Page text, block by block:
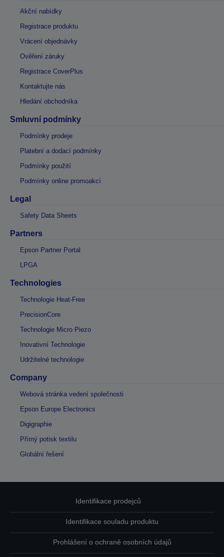
Akční nabídky
Registrace produktu
Vrácení objednávky
Ověření záruky
Registrace CoverPlus
Kontaktujte nás
Hledání obchodníka
Smluvní podmínky
Podmínky prodeje
Platební a dodací podmínky
Podmínky použití
Podmínky online promoakcí
Legal
Safety Data Sheets
Partners
Epson Partner Portal
LPGA
Technologies
Technologie Heat-Free
PrecisionCore
Technologie Micro Piezo
Inovativní Technologie
Udržitelné technologie
Company
Webová stránka vedení společnosti
Epson Europe Electronics
Digigraphie
Přímý potisk textilu
Globální řešení
Identifikace prodejců
Identifikace souladu produktu
Prohlášení o ochraně osobních údajů